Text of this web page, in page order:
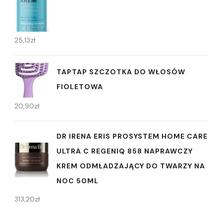
25,13zł
TAPTAP SZCZOTKA DO WŁOSÓW
FIOLETOWA
20,90zł
DR IRENA ERIS PROSYSTEM HOME CARE
ULTRA C REGENIQ 858 NAPRAWCZY
KREM ODMŁADZAJĄCY DO TWARZY NA
NOC 50ML
313,20zł